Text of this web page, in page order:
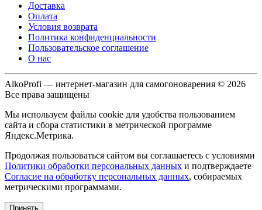
Доставка
Оплата
Условия возврата
Политика конфиденциальности
Пользовательское соглашение
О нас
AlkoProfi — интернет-магазин для самогоноварения © 2026
Все права защищены
Мы используем файлы cookie для удобства пользованием
сайта и сбора статистики в метрической программе
Яндекс.Метрика.
Продолжая пользоваться сайтом вы соглашаетесь с условиями
Политики обработки персональных данных и подтверждаете
Согласие на обработку персональных данных, собираемых
метрическими программами.
Принять